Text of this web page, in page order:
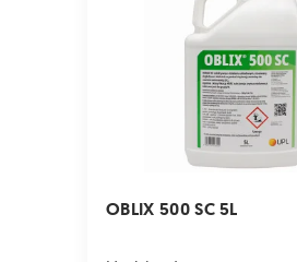
OBLIX 500 SC 5L